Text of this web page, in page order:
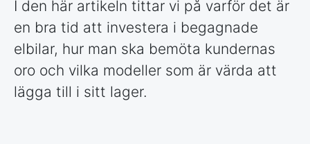
I den här artikeln tittar vi på varför det är
en bra tid att investera i begagnade
elbilar, hur man ska bemöta kundernas
oro och vilka modeller som är värda att
lägga till i sitt lager.